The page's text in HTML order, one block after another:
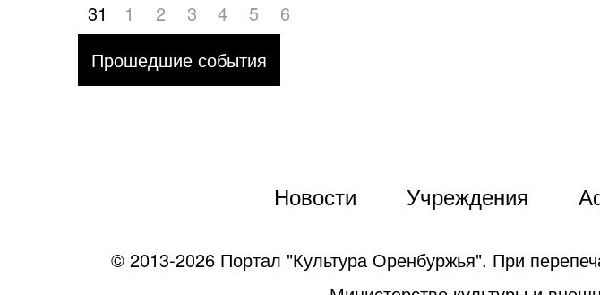
31
1 2 3 4 5
6
Прошедшие события
Новости Учреждения
© 2013-2026 Портал "Культура Оренбуржья". При